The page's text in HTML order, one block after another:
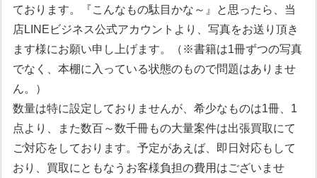
ております。『こんなもの駄目かな～』と思ったら、当
店LINEビジネス公式アカウントより、写真をお送り頂き
ます様にお願い申し上げます。（※書籍は1冊ずつの写真
でなく、本棚に入っている状態のもので問題はありませ
ん。）
数量は特に設定しておりませんが、希少なものは1冊、1
点より、また数百～数千冊もの大量案件は出張買取にて
ご対応をしております。予定があえば、即日対応もして
おり、買取にともなうお客様負担の費用はございませ